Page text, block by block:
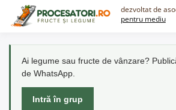
dezvoltat de
pentru mediu
Ai legume sau fructe de vânzare?
de WhatsApp.
Intră în grup